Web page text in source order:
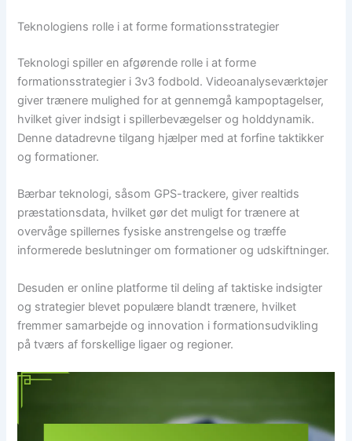
Teknologiens rolle i at forme formationsstrategier
Teknologi spiller en afgørende rolle i at forme
formationsstrategier i 3v3 fodbold. Videoanalyseværktøjer
giver trænere mulighed for at gennemgå kampoptagelser,
hvilket giver indsigt i spillerbevægelser og holddynamik.
Denne datadrevne tilgang hjælper med at forfine taktikker
og formationer.
Bærbar teknologi, såsom GPS-trackere, giver realtids
præstationsdata, hvilket gør det muligt for trænere at
overvåge spillernes fysiske anstrengelse og træffe
informerede beslutninger om formationer og udskiftninger.
Desuden er online platforme til deling af taktiske indsigter
og strategier blevet populære blandt trænere, hvilket
fremmer samarbejde og innovation i formationsudvikling
på tværs af forskellige ligaer og regioner.